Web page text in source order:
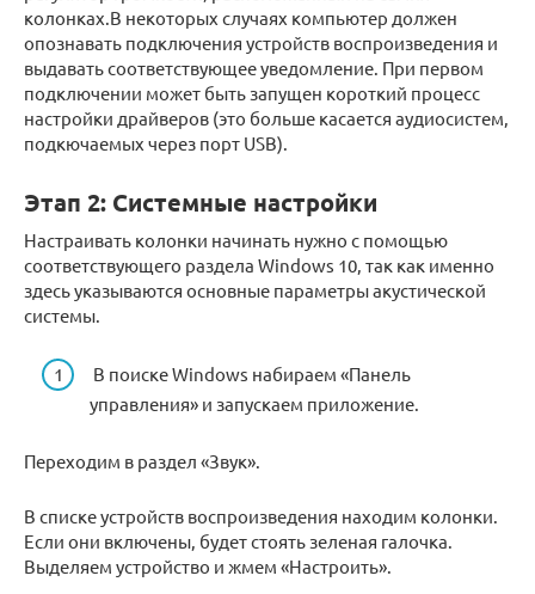
колонках.В некоторых случаях компьютер должен
опознавать подключения устройств воспроизведения и
выдавать соответствующее уведомление. При первом
подключении может быть запущен короткий процесс
настройки драйверов (это больше касается аудиосистем,
подкючаемых через порт USB).
Этап 2: Системные настройки
Настраивать колонки начинать нужно с помощью
соответствующего раздела Windows 10, так как именно
здесь указываются основные параметры акустической
системы.
В поиске Windows набираем «Панель
управления» и запускаем приложение.
Переходим в раздел «Звук».
В списке устройств воспроизведения находим колонки.
Если они включены, будет стоять зеленая галочка.
Выделяем устройство и жмем «Настроить».